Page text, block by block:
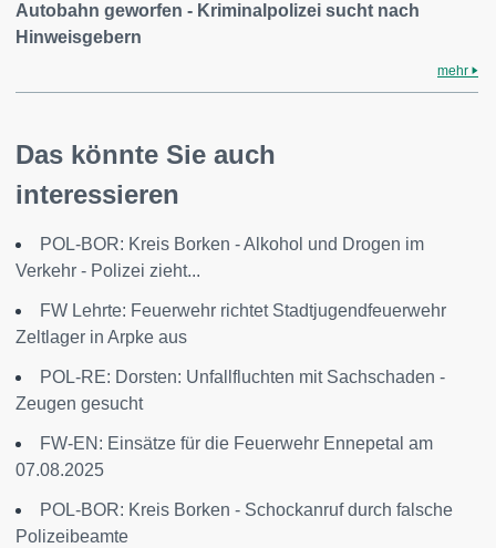
Autobahn geworfen - Kriminalpolizei sucht nach
Hinweisgebern
mehr
Das könnte Sie auch
interessieren
POL-BOR: Kreis Borken - Alkohol und Drogen im
Verkehr - Polizei zieht...
FW Lehrte: Feuerwehr richtet Stadtjugendfeuerwehr
Zeltlager in Arpke aus
POL-RE: Dorsten: Unfallfluchten mit Sachschaden -
Zeugen gesucht
FW-EN: Einsätze für die Feuerwehr Ennepetal am
07.08.2025
POL-BOR: Kreis Borken - Schockanruf durch falsche
Polizeibeamte